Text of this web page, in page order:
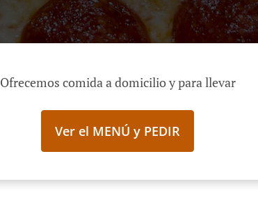
Ofrecemos comida a domicilio y para llevar
Ver el MENÚ y PEDIR